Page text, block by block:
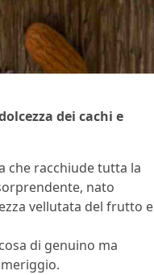
dei cachi e
che racchiude tutta la
nato
vellutata del frutto e
di genuino ma